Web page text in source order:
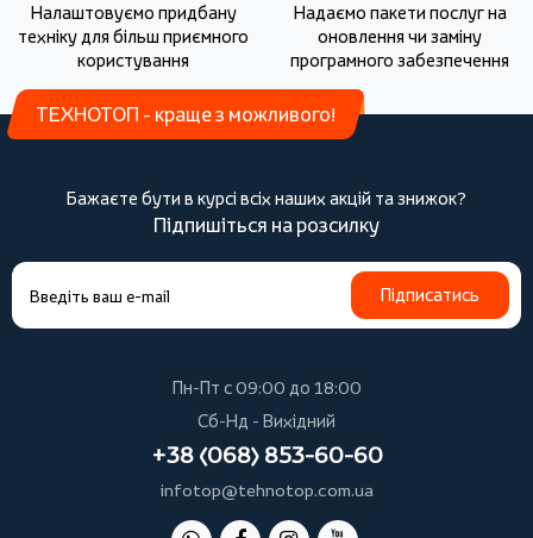
Налаштовуємо придбану
техніку для більш приємного
користування
Надаємо пакети послуг на
оновлення чи заміну
програмного забезпечення
ТЕХНОТОП - краще з можливого!
Бажаєте бути в курсі всіх наших акцій та знижок?
Підпишіться на розсилку
Підписатись
Пн-Пт с 09:00 до 18:00
Сб-Нд - Вихідний
+38 (068) 853-60-60
infotop@tehnotop.com.ua